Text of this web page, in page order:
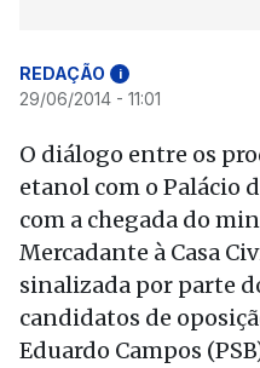
REDAÇÃO i
29/06/2014 - 11:01
O diálogo entre os
etanol com o Palácio
com a chegada do
Mercadante à Casa
sinalizada por parte
candidatos de
Eduardo Campos